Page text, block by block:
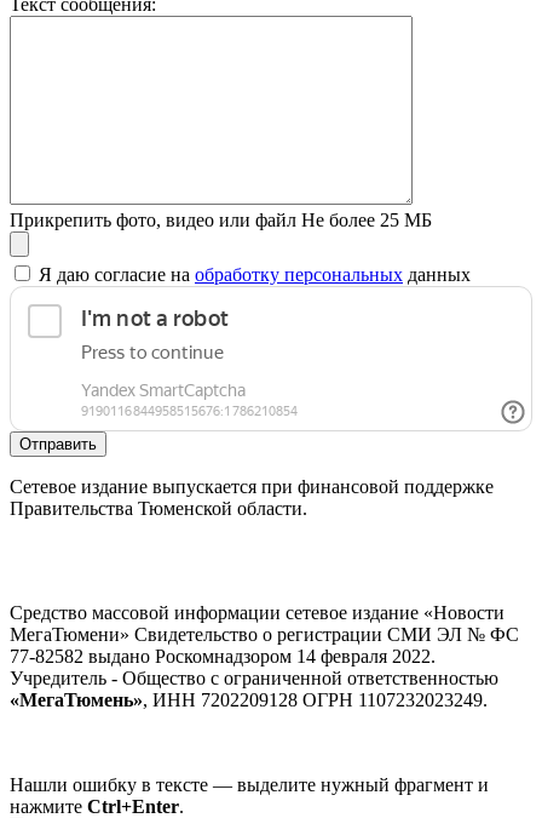
Прикрепить фото, видео или файл Не более 25 МБ
Я даю согласие на обработку персональных данных
Отправить
Сетевое издание выпускается при финансовой поддержке
Правительства Тюменской области.
Средство массовой информации сетевое издание «Новости
МегаТюмени» Свидетельство о регистрации СМИ ЭЛ № ФС
77-82582 выдано Роскомнадзором 14 февраля 2022.
Учредитель - Общество с ограниченной ответственностью
«МегаТюмень», ИНН 7202209128 ОГРН 1107232023249.
Нашли ошибку в тексте — выделите нужный фрагмент и
нажмите Ctrl+Enter.